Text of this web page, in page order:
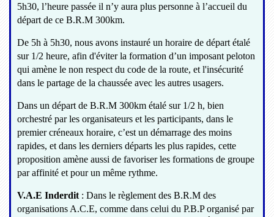
5h30, l’heure passée il n’y aura plus personne à l’accueil du
départ de ce B.R.M 300km.
De 5h à 5h30, nous avons instauré un horaire de départ étalé
sur 1/2 heure, afin d'éviter la formation d’un imposant peloton
qui amène le non respect du code de la route, et l'insécurité
dans le partage de la chaussée avec les autres usagers.
Dans un départ de B.R.M 300km étalé sur 1/2 h, bien
orchestré par les organisateurs et les participants, dans le
premier créneaux horaire, c’est un démarrage des moins
rapides, et dans les derniers départs les plus rapides, cette
proposition amène aussi de favoriser les formations de groupe
par affinité et pour un même rythme.
V.A.E Inderdit : Dans le règlement des B.R.M des
organisations A.C.E, comme dans celui du P.B.P organisé par